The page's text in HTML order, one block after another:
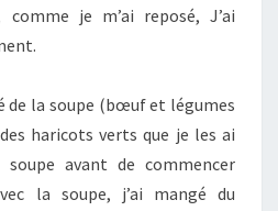
je m’ai reposé, J’ai
de la soupe (bœuf et légumes
haricots verts que je les ai
avant de commencer
la soupe, j’ai mangé du